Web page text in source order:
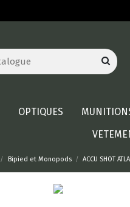
OPTIQUES
Bipied et Monopods ACCU SHOT